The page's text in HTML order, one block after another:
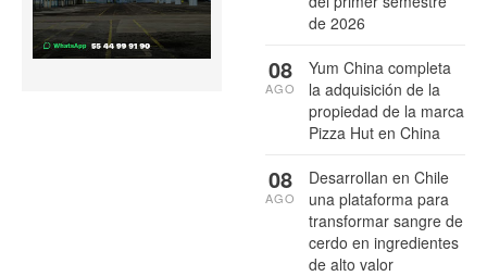
de 2026
Yum China completa
la adquisición de la
propiedad de la marca
Pizza Hut en China
08
AGO
Desarrollan en Chile
una plataforma para
transformar sangre de
cerdo en ingredientes
de alto valor
08
AGO